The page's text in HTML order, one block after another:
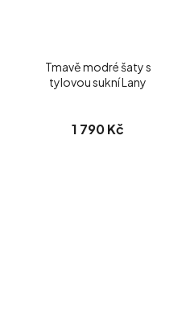
Tmavě modré šaty s
tylovou sukní Lany
1 790 Kč